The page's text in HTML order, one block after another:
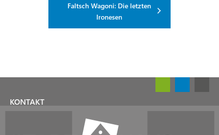
Faltsch Wagoni: Die letzten
Ironesen
KONTAKT